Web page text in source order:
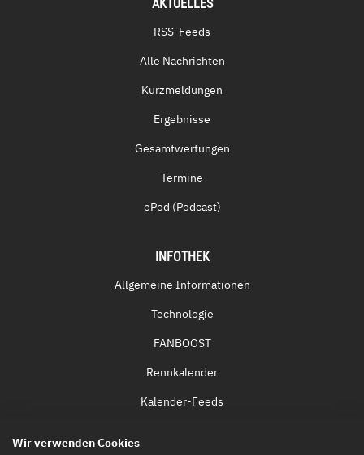
AKTUELLES
RSS-Feeds
Alle Nachrichten
Kurzmeldungen
Ergebnisse
Gesamtwertungen
Termine
ePod (Podcast)
INFOTHEK
Allgemeine Informationen
Technologie
FANBOOST
Rennkalender
Kalender-Feeds
Wir verwenden Cookies